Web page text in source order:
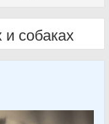
собаках